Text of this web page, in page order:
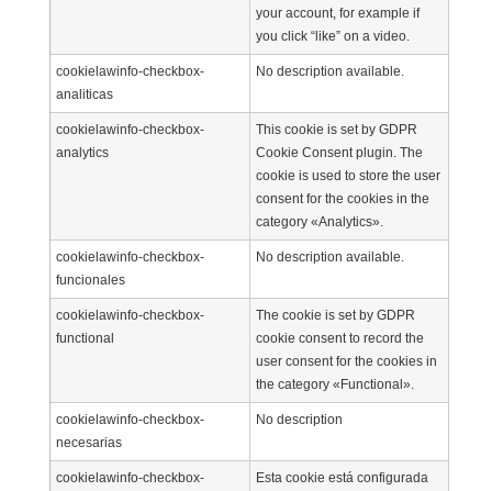
your account, for example if
you click “like” on a video.
cookielawinfo-checkbox-
analiticas
No description available.
cookielawinfo-checkbox-
analytics
This cookie is set by GDPR
Cookie Consent plugin. The
cookie is used to store the user
consent for the cookies in the
category «Analytics».
cookielawinfo-checkbox-
funcionales
No description available.
cookielawinfo-checkbox-
functional
The cookie is set by GDPR
cookie consent to record the
user consent for the cookies in
the category «Functional».
cookielawinfo-checkbox-
necesarias
No description
cookielawinfo-checkbox-
Esta cookie está configurada